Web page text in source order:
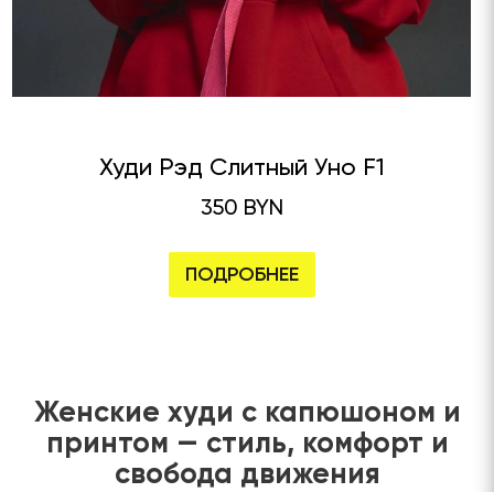
Худи Рэд Слитный Уно F1
350 BYN
ПОДРОБНЕЕ
Женские худи с капюшоном и
принтом — стиль, комфорт и
свобода движения